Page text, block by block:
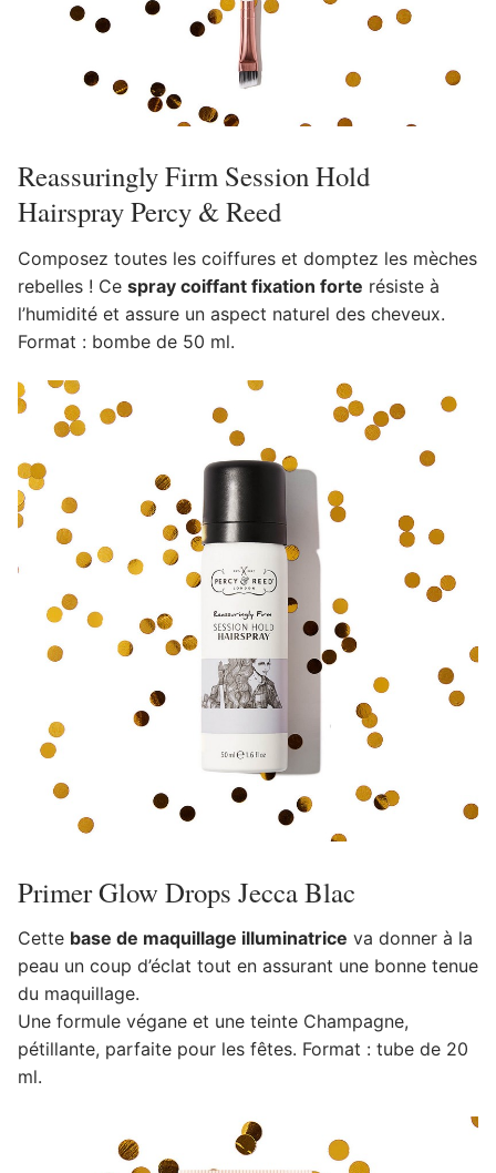
Reassuringly Firm Session Hold
Hairspray Percy & Reed
Composez toutes les coiffures et domptez les mèches
rebelles ! Ce spray coiffant fixation forte résiste à
l’humidité et assure un aspect naturel des cheveux.
Format : bombe de 50 ml.
Primer Glow Drops Jecca Blac
Cette base de maquillage illuminatrice va donner à la
peau un coup d’éclat tout en assurant une bonne tenue
du maquillage.
Une formule végane et une teinte Champagne,
pétillante, parfaite pour les fêtes. Format : tube de 20
ml.